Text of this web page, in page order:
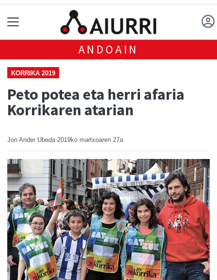
ANDOAIN
KORRIKA 2019
Peto potea eta herri afaria
Korrikaren atarian
Jon Ander Ubeda 2019ko martxoaren 27a